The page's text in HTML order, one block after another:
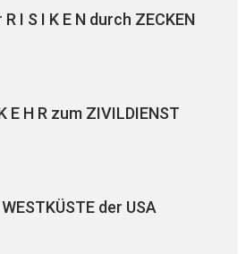
I S I K E N durch ZECKEN
E H R zum ZIVILDIENST
der USA